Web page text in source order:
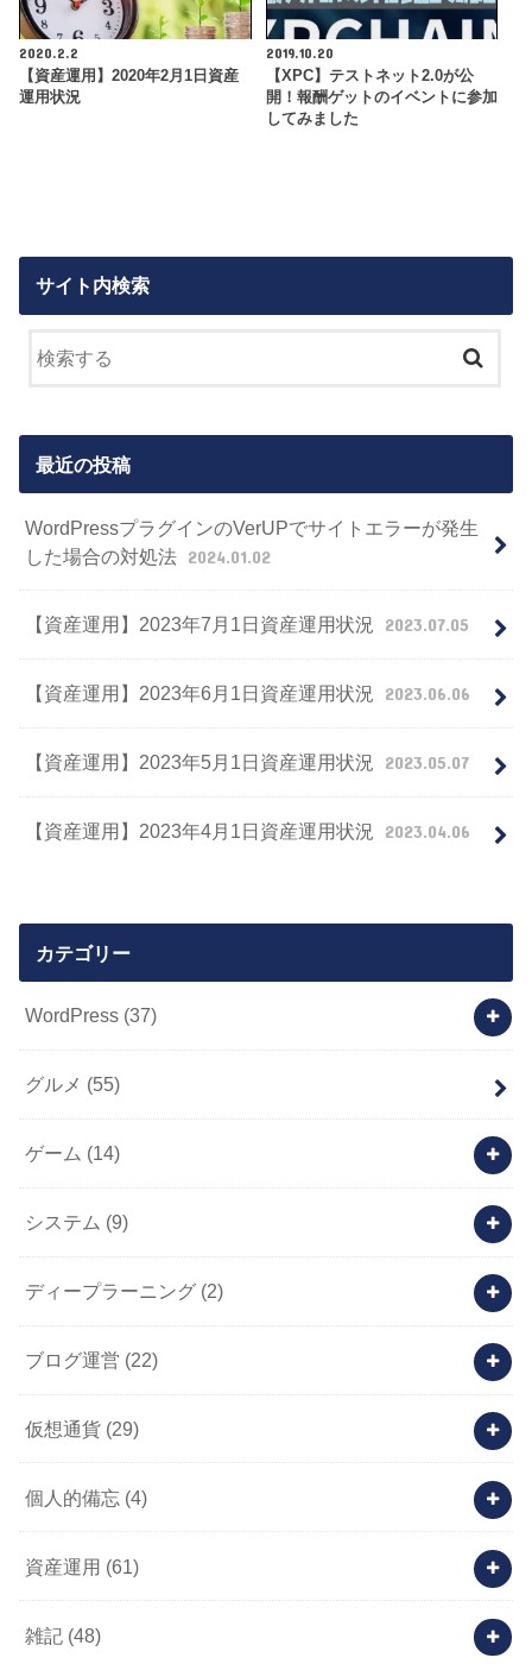
2020.2.2
【資産運用】2020年2月1日資産
運用状況
2019.10.20
【XPC】テストネット2.0が公
開！報酬ゲットのイベントに参加
してみました
サイト内検索
最近の投稿
WordPressプラグインのVerUPでサイトエラーが発生
した場合の対処法 2024.01.02
【資産運用】2023年7月1日資産運用状況 2023.07.05
【資産運用】2023年6月1日資産運用状況 2023.06.06
【資産運用】2023年5月1日資産運用状況 2023.05.07
【資産運用】2023年4月1日資産運用状況 2023.04.06
カテゴリー
WordPress (37)
グルメ (55)
ゲーム (14)
システム (9)
ディープラーニング (2)
ブログ運営 (22)
仮想通貨 (29)
個人的備忘 (4)
資産運用 (61)
雑記 (48)